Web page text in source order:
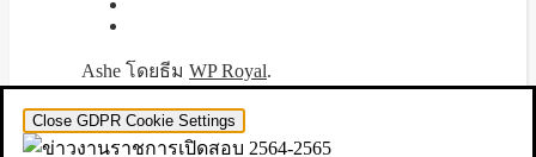
Ashe โดยธีม WP Royal.
Close GDPR Cookie Settings